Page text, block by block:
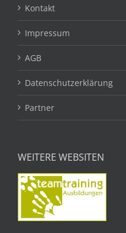
Kontakt
Impressum
AGB
Datenschutzerklärung
Partner
WEITERE WEBSITEN